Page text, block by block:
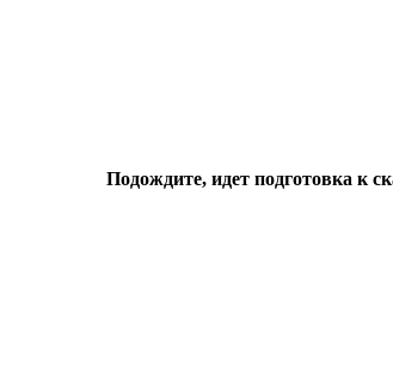
Подождите, идет подготовка к